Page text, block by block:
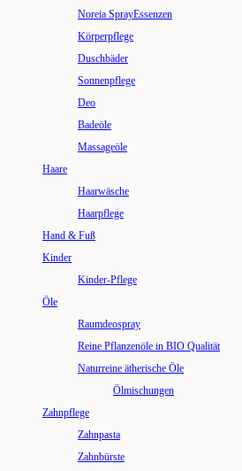
Noreia SprayEssenzen
Körperpflege
Duschbäder
Sonnenpflege
Deo
Badeöle
Massageöle
Haare
Haarwäsche
Haarpflege
Hand & Fuß
Kinder
Kinder-Pflege
Öle
Raumdeospray
Reine Pflanzenöle in BIO Qualität
Naturreine ätherische Öle
Ölmischungen
Zahnpflege
Zahnpasta
Zahnbürste